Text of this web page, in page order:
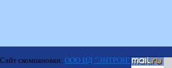
Сайт скомпанован: ООО ИД "ЭНТРОН"